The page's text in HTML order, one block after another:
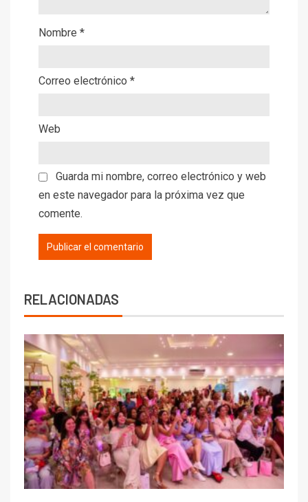
Nombre *
Correo electrónico *
Web
Guarda mi nombre, correo electrónico y web
en este navegador para la próxima vez que
comente.
RELACIONADAS